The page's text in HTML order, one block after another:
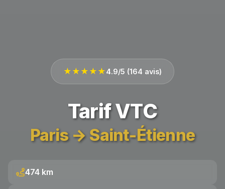
★★★★★4.9/5 (164 avis)
Tarif VTC
Paris → Saint-Étienne
474 km